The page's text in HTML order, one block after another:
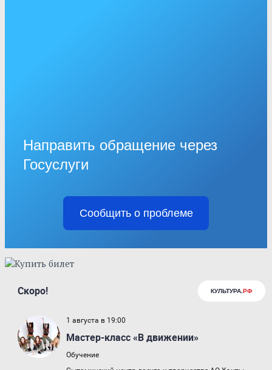
Направить обращение через
Госуслуги
Сообщить о проблеме